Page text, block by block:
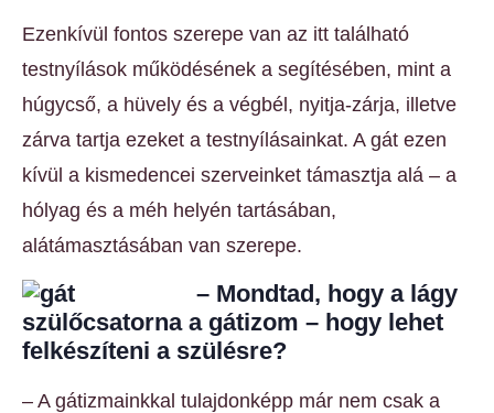
Ezenkívül fontos szerepe van az itt található
testnyílások működésének a segítésében, mint a
húgycső, a hüvely és a végbél, nyitja-zárja, illetve
zárva tartja ezeket a testnyílásainkat. A gát ezen
kívül a kismedencei szerveinket támasztja alá – a
hólyag és a méh helyén tartásában,
alátámasztásában van szerepe.
– Mondtad, hogy a lágy
szülőcsatorna a gátizom – hogy lehet
felkészíteni a szülésre?
– A gátizmainkkal tulajdonképp már nem csak a